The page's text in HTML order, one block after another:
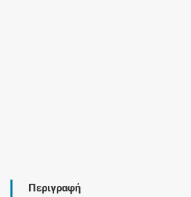
Περιγραφή